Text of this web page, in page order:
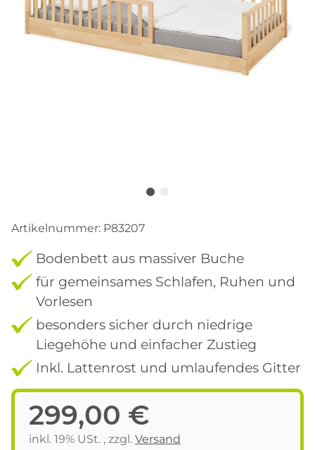
Artikelnummer: P83207
Bodenbett aus massiver Buche
für gemeinsames Schlafen, Ruhen und
Vorlesen
besonders sicher durch niedrige
Liegehöhe und einfacher Zustieg
Inkl. Lattenrost und umlaufendes Gitter
299,00 €
inkl. 19% USt. , zzgl. Versand